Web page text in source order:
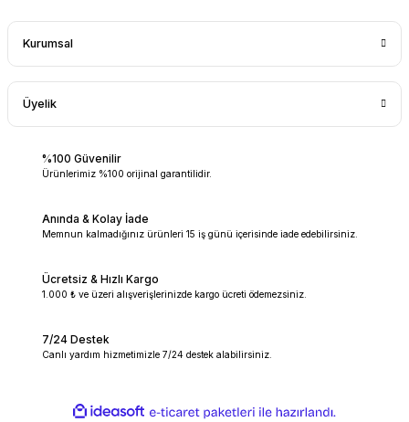
Kurumsal
Üyelik
%100 Güvenilir
Ürünlerimiz %100 orijinal garantilidir.
Anında & Kolay İade
Memnun kalmadığınız ürünleri 15 iş günü içerisinde iade edebilirsiniz.
Ücretsiz & Hızlı Kargo
1.000 ₺ ve üzeri alışverişlerinizde kargo ücreti ödemezsiniz.
7/24 Destek
Canlı yardım hizmetimizle 7/24 destek alabilirsiniz.
ideasoft
e-